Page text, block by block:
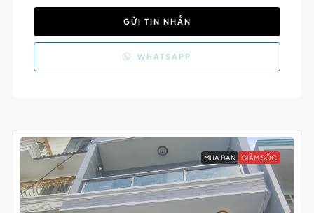
GỬI TIN NHẮN
WHATSAPP
MUA BÁN GIẢM SỐC